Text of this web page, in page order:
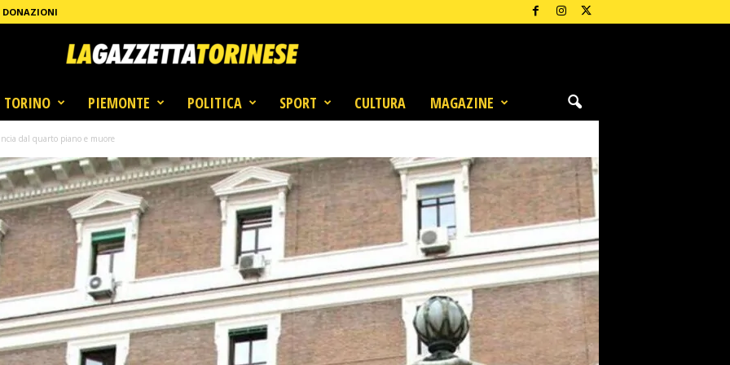
DONAZIONI
TORINO PIEMONTE POLITICA SPORT CULTURA MAGAZINE
dal quarto piano e muore